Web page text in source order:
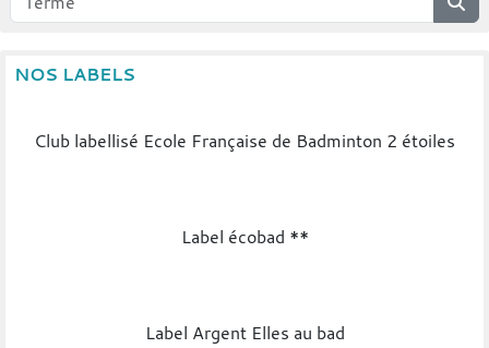
NOS LABELS
Club labellisé Ecole Française de Badminton 2 étoiles
Label écobad **
Label Argent Elles au bad